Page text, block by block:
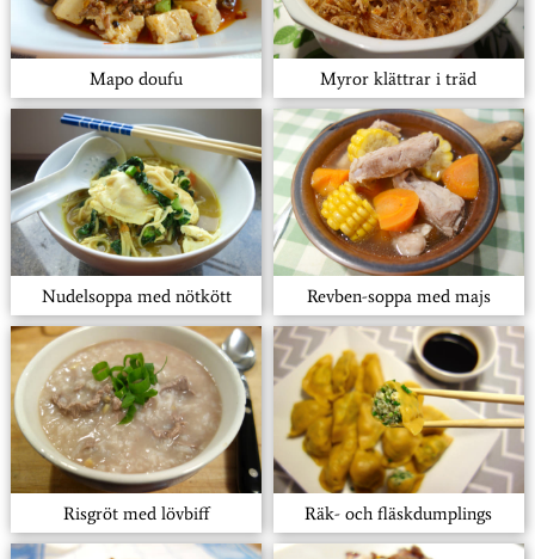
Mapo doufu Myror klättrar i träd
Nudelsoppa med nötkött Revben-soppa med majs
Risgröt med lövbiff Räk- och fläskdumplings